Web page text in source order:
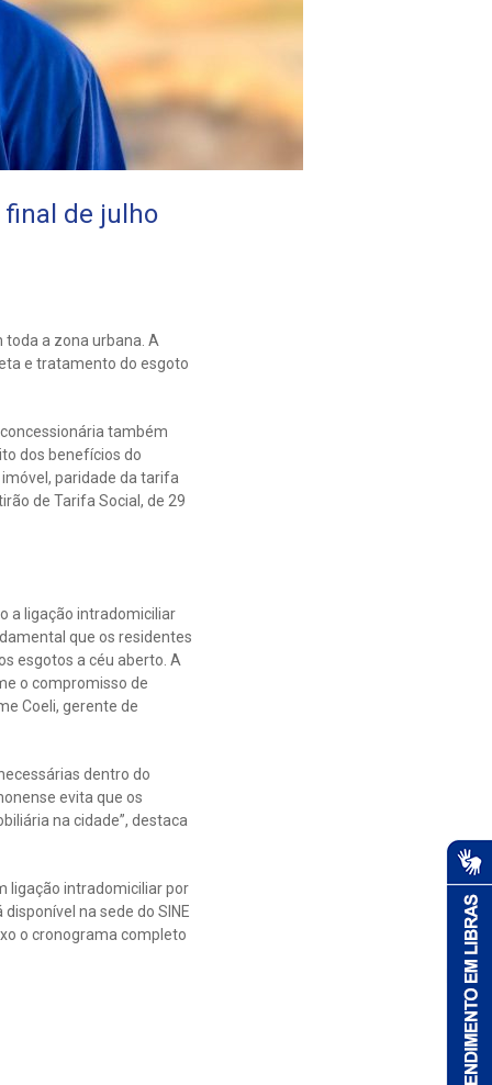
de julho
a zona urbana. A
e tratamento do esgoto
também
dos benefícios do
paridade da tarifa
de Tarifa Social, de 29
a ligação intradomiciliar
que os residentes
esgotos a céu aberto. A
o compromisso de
Coeli, gerente de
dentro do
evita que os
na cidade”, destaca
ligação intradomiciliar por
na sede do SINE
o cronograma completo